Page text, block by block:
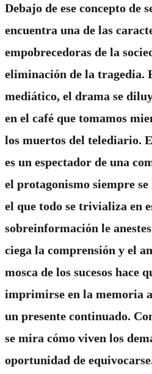
Debajo de ese concepto de
encuentra una de las
empobrecedoras de la
eliminación de la tragedia.
mediático, el drama se
en el café que tomamos
los muertos del telediario.
es un espectador de una
el protagonismo siempre
el que todo se trivializa en
sobreinformación le
ciega la comprensión y el
mosca de los sucesos hace
imprimirse en la memoria
un presente continuado.
se mira cómo viven los
oportunidad de